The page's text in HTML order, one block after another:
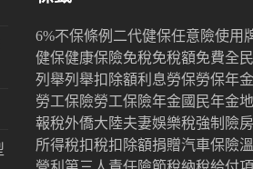
6%不保條例 二代健保任意險使用
健保健康保險免稅免稅額免費全
列舉列舉扣除額利息勞保勞保年金
勞工保險勞工保險年金國民年金
報稅外僑大陸夫妻娛樂稅強制險
所得稅扣稅扣除額捐贈汽車保險